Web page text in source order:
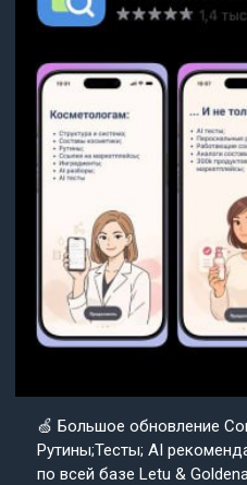
🍏 Большое обновление
Рутины;Тесты; AI
по всей базе Letu &